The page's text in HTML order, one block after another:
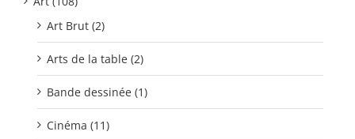
Art Brut (2)
Arts de la table (2)
Bande dessinée (1)
Cinéma (11)